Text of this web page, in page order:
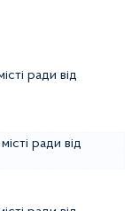
ради від
ради від